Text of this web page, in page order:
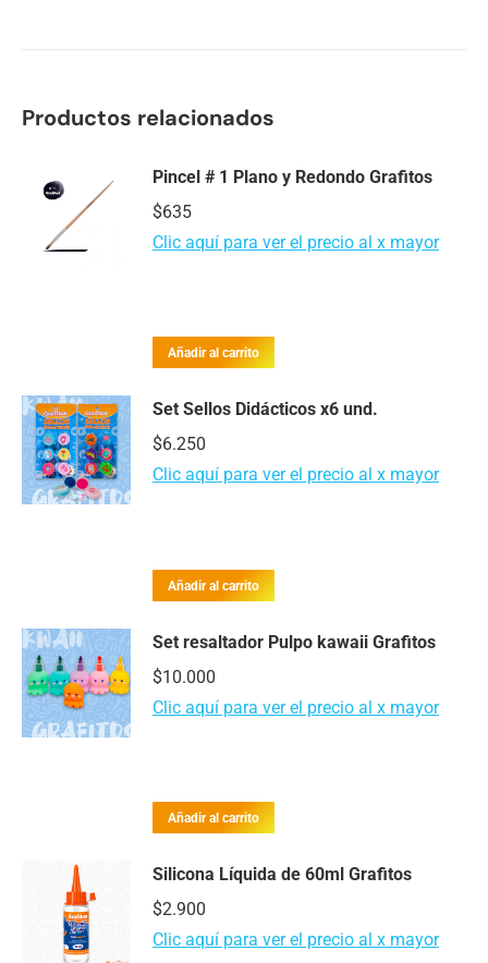
Productos relacionados
Pincel # 1 Plano y Redondo Grafitos
$635
Clic aquí para ver el precio al x mayor
Añadir al carrito
Set Sellos Didácticos x6 und.
$6.250
Clic aquí para ver el precio al x mayor
Añadir al carrito
Set resaltador Pulpo kawaii Grafitos
$10.000
Clic aquí para ver el precio al x mayor
Añadir al carrito
Silicona Líquida de 60ml Grafitos
$2.900
Clic aquí para ver el precio al x mayor